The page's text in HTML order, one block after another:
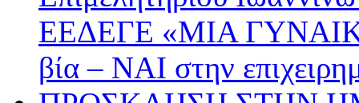
ΕΕΔΕΓΕ «ΜΙΑ
βία – ΝΑΙ στην